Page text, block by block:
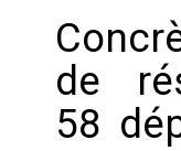
de
58